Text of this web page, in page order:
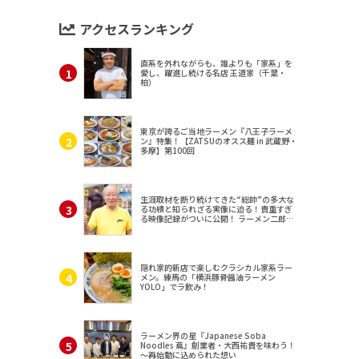
アクセスランキング
直系を外れながらも、誰よりも「家系」を
愛し、躍進し続ける名店 王道家（千葉・
柏）
東京が誇るご当地ラーメン『八王子ラーメ
ン』特集！【ZATSUのオスス麺 in 武蔵野・
多摩】第100回
生涯取材を断り続けてきた“総帥”の多大な
る功績と知られざる実像に迫る！貴重すぎ
る映像記録がついに公開！ ラーメン二郎
隠れ家的新店で楽しむクラシカル家系ラー
メン。練馬の「横浜豚骨醤油ラーメン
YOLO」でラ飲み！
ラーメン界の星『Japanese Soba
Noodles 蔦』創業者・大西祐貴を味わう！
～再始動に込められた想い